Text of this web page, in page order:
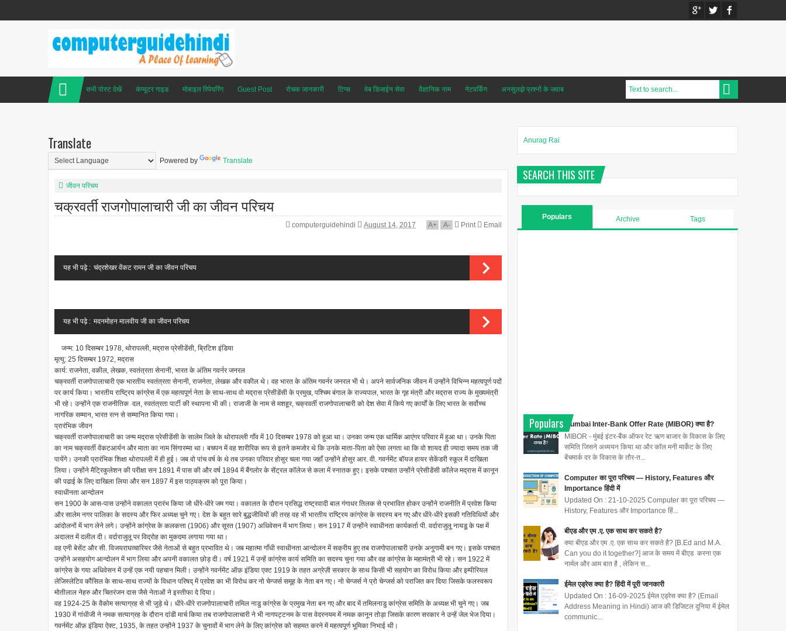
सभी पोस्ट देखें कंप्यूटर गाइड मोबाइल रिपेयरिंग Guest Post रोचक जानकारी टिप्स वेब डिजाईन सेवा वैज्ञानिक नाम नेटवर्किंग अनसुलझे प्रश्नों के जवाब
Translate
Powered by Translate
जीवन परिचय
चक्रवर्ती राजगोपालाचारी जी का जीवन परिचय
computerguidehindi August 14, 2017 A+ A- Print Email
यह भी पढ़े : चंद्रशेखर वेंकट रामन जी का जीवन परिचय
यह भी पढ़े : मदनमोहन मालवीय जी का जीवन परिचय
जन्म: 10 दिसम्बर 1978, थोरापल्ली, मद्रास प्रेसीडेंसी, ब्रिटिश इंडिया
मृत्यु: 25 दिसम्बर 1972, मद्रास
कार्य: राजनेता, वकील, लेखक, स्वतंत्रता सेनानी, भारत के अंतिम गवर्नर जनरल
चक्रवर्ती राजगोपालाचारी एक भारतीय स्वतंत्रता सेनानी, राजनेता, लेखक और वकील थे। वह भारत के अंतिम गवर्नर जनरल भी थे। अपने सार्वजनिक जीवन में उन्होंने विभिन्न महत्वपूर्ण पदों
पर कार्य किया। भारतीय राष्ट्रिय कांग्रेस में एक महत्वपूर्ण नेता के साथ-साथ वो मद्रास प्रेसीडेंसी के प्रमुख, पश्चिम बंगाल के राज्यपाल, भारत के गृह मंत्री और मद्रास राज्य के मुख्यमंत्री
भी रहे। उन्होंने एक राजनीतिक दल, स्वतंत्रता पार्टी की स्थापना भी की। राजाजी के नाम से मशहूर, चक्रवर्ती राजगोपालाचारी को देश सेवा में किये गए कार्यों के लिए भारत के सर्वोच्च
नागरिक सम्मान, भारत रत्न से सम्मानित किया गया।
प्रारंभिक जीवन
चक्रवर्ती राजगोपालाचारी का जन्म मद्रास प्रेसीडेंसी के सालेम जिले के थोरापल्ली गाँव में 10 दिसम्बर 1978 को हुआ था। उनका जन्म एक धार्मिक आएंगर परिवार में हुआ था। उनके पिता
का नाम चक्रवर्ती वेंकटआर्यन और माता का नाम सिंगारम्मा था। बचपन में वह शारीरिक रूप से इतने कमजोर थे कि उनके माता-पिता को ऐसा लगता था कि वो शायद ही ज्यादा समय तक जी
पायेंगे। उनकी प्रारंभिक शिक्षा थोरापल्ली में ही हुई। जब वो पांच वर्ष के थे तब उनका परिवार होसुर चला गया जहाँ उन्होंने होसुर आर. वी. गवर्नमेंट बॉयज हायर सेकेंडरी स्कूल में दाखिला
लिया। उन्होंने मैट्रिकुलेशन की परीक्षा सन 1891 में पास की और वर्ष 1894 में बैंगलोर के सेंट्रल कॉलेज से कला में स्नातक हुए। इसके पश्चात उन्होंने प्रेसीडेंसी कॉलेज मद्रास में कानून
की पढाई के लिए दाखिला लिया और सन 1897 में इस पाठ्यक्रम को पूरा किया।
स्वाधीनता आन्दोलन
सन 1900 के आस-पास उन्होंने वकालत प्रारंभ किया जो धीरे-धीरे जम गया। वकालत के दौरान प्रसिद्ध राष्ट्रवादी बाल गंगाधर तिलक से प्रभावित होकर उन्होंने राजनीति में प्रवेश किया
और सालेम नगर पालिका के सदस्य और फिर अध्यक्ष चुने गए। देश के बहुत सारे बुद्धजीवियों की तरह वह भी भारतीय राष्ट्रिय कांग्रेस के सदस्य बन गए और धीरे-धीरे इसकी गतिविधियों और
आंदोलनों में भाग लेने लगे। उन्होंने कांग्रेस के कलकत्ता (1906) और सूरत (1907) अधिवेसन में भाग लिया। सन 1917 में उन्होंने स्वाधीनता कार्यकर्ता पी. वर्दाराजुलू नायडू के पक्ष में
अदालत में दलील दी। वर्दाराजुलू पर विद्रोह का मुकदमा लगाया गया था।
वह एनी बेसेंट और सी. विजयराघव्चारियर जैसे नेताओं से बहुत प्रभावित थे। जब महात्मा गाँधी स्वाधीनता आन्दोलन में सक्रीय हुए तब राजगोपालाचारी उनके अनुगामी बन गए। इसके पश्चात
उन्होंने असहयोग आन्दोलन में भाग लिया और अपनी वकालत छोड़ दी। वर्ष 1921 में उन्हें कांग्रेस कार्य समिति का सदस्य चुना गया और वह कांग्रेस के महामंत्री भी रहे। सन 1922 में
कांग्रेस के गया अधिवेसन में उन्हें एक नयी पहचान मिली। उन्होंने गवर्नमेंट ऑफ़ इंडिया एक्ट 1919 के तहत अग्रेज़ी सरकार के साथ किसी भी सहयोग का विरोध किया और इम्पीरियल
लेजिस्लेटिव कौंसिल के साथ-साथ राज्यों के विधान परिषद् में प्रवेश का भी विरोध कर नो चेन्जर्स समूह के नेता बन गए। नो चेन्जर्स ने प्रो चेन्जर्स को पराजित कर दिया जिसके फलस्वरूप
मोतीलाल नेहरु और चितरंजन दास जैसे नेताओं ने इस्तीफा दे दिया।
वह 1924-25 के वैकोम सत्याग्रह से भी जुड़े थे। धीरे-धीरे राजगोपालाचारी तमिल नाडु कांग्रेस के प्रमुख नेता बन गए और बाद में तमिलनाडु कांग्रेस समिति के अध्यक्ष भी चुने गए। जब
1930 में गांधीजी ने नमक सत्याग्रह के दौरान दांडी मार्च किया तब राजगोपालाचारी ने भी नागपट्टनम के पास वेदरनयम में नमक कानून तोड़ा जिसके कारण सरकार ने उन्हें जेल भेज दिया।
गवर्नमेंट ऑफ़ इंडिया ऐक्ट, 1935, के तहत उन्होंने 1937 के चुनावों में भाग लेने के लिए कांग्रेस को सहमत करने में महत्वपूर्ण भूमिका निभाई थी।
Anurag Rai
SEARCH THIS SITE
Populars Archive Tags
Populars
Mumbai Inter-Bank Offer Rate (MIBOR) क्या है?
MIBOR - मुंबई इंटर-बैंक ऑफर रेट ऋण बाजार के विकास के लिए
समिति जिसने अध्ययन किया था और कॉल मनी मार्केट के लिए
बेंचमार्क दर के विकास के तौर-त...
Computer का पूरा परिचय — History, Features और
Importance हिंदी में
Updated On : 21-10-2025 Computer का पूरा परिचय —
History, Features और Importance हिं...
बीएड और एम .ए. एक साथ कर सकते है?
क्या बीएड और एम .ए. एक साथ कर सकते है? [B.Ed and M.A.
Can you do it together?] आज के समय में बीएड करना एक
नार्मल और आम बात है , लेकिन स...
ईमेल एड्रेस क्या है? हिंदी में पूरी जानकारी
Updated On : 16-09-2025 ईमेल एड्रेस क्या है? (Email
Address Meaning in Hindi) आज की डिजिटल दुनिया में ईमेल
communic...